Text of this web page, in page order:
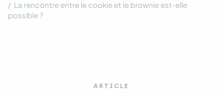
La rencontre entre le cookie et le brownie est-elle
possible ?
ARTICLE